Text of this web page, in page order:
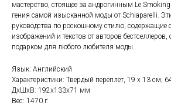
мастерство, стоящее за андрогинным Le
гения самой изысканной моды от Schiaparelli.
руководства по роскошному стилю, содержащие
изображений и текстов от авторов
подарком для любого любителя моды.
Язык: Английский
Характеристики: Твердый переплет, 19 х 13 см,
ДxШxВ: 192x133x71 мм
Вес: 1470 г